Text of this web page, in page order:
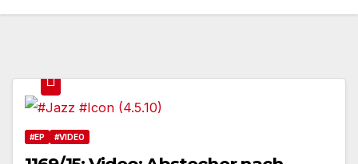
#EP #VIDEO